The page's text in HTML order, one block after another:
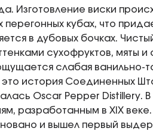
Изготовление виски
кубах, что
в дубовых бочках.
сухофруктов, мяты
слабая ванильно-
это история Соединенных
Oscar Pepper Distillery.
разработанным в XIX
и вышел первый